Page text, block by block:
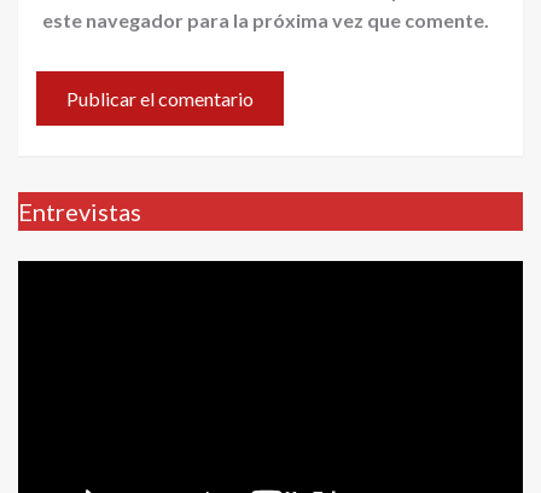
este navegador para la próxima vez que comente.
Entrevistas